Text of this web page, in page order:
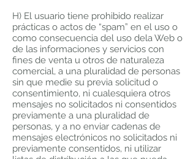
H) El usuario tiene prohibido realizar
prácticas o actos de “spam” en el uso o
como consecuencia del uso dela Web o
de las informaciones y servicios con
fines de venta u otros de naturaleza
comercial, a una pluralidad de personas
sin que medie su previa solicitud o
consentimiento, ni cualesquiera otros
mensajes no solicitados ni consentidos
previamente a una pluralidad de
personas, y a no enviar cadenas de
mensajes electrónicos no solicitados ni
previamente consentidos, ni utilizar